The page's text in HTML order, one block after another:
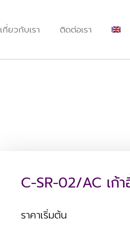
เกี่ยวกับเรา ติดต่อเรา
C-SR-02/AC เก้
ราคาเริ่มต้น